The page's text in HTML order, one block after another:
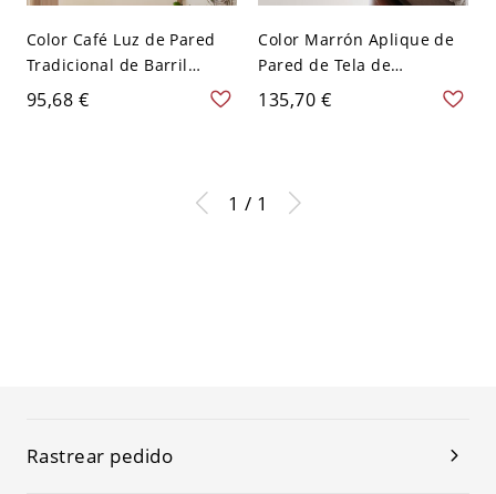
Color Café Luz de Pared
Tradicional de Barril
Luminaria de Pared de
Tela con Brazo Curvo para
95,68 €
Color Marrón Aplique de
Pared de Tela de
Campanilla Luminaria de
Pared Tradicional con
135,70 €
1 / 1
Rastrear pedido